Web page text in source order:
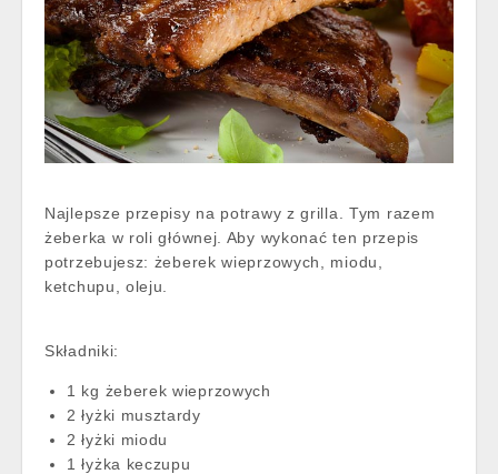
Najlepsze przepisy na potrawy z grilla. Tym razem
żeberka w roli głównej. Aby wykonać ten przepis
potrzebujesz: żeberek wieprzowych, miodu,
ketchupu, oleju.
Składniki:
1 kg żeberek wieprzowych
2 łyżki musztardy
2 łyżki miodu
1 łyżka keczupu